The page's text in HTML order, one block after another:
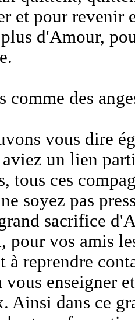
et pour revenir
d'Amour,
comme des
vous dire
un lien
tous ces
soyez pas
sacrifice
pour vos amis
à reprendre
vous enseigner
Ainsi dans ce